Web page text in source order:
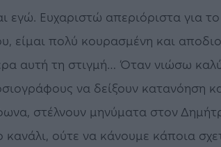
εγώ. Ευχαριστώ απεριόριστα για
είμαι πολύ κουρασμένη και
αυτή τη στιγμή… Όταν νιώσω
να δείξουν κατανόηση
στέλνουν μηνύματα στον
ούτε να κάνουμε κάποια